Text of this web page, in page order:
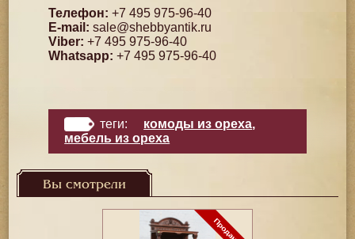
Телефон: +7 495 975-96-40
E-mail: sale@shebbyantik.ru
Viber: +7 495 975-96-40
Whatsapp: +7 495 975-96-40
теги: комоды из ореха,
мебель из ореха
Вы смотрели